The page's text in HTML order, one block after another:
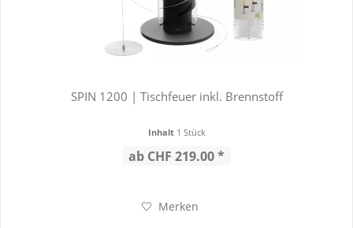
SPIN 1200 | Tischfeuer inkl. Brennstoff
Inhalt 1 Stück
ab CHF 219.00 *
Merken